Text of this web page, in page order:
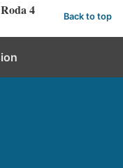
4 Back to top